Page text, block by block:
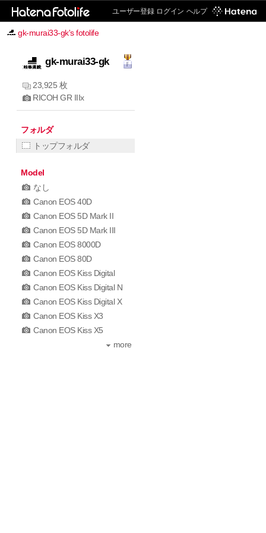
ユーザー登録 ログイン ヘルプ
gk-murai33-gk's fotolife
gk-murai33-gk
23,925 枚
RICOH GR IIIx
フォルダ
トップフォルダ
Model
なし
Canon EOS 40D
Canon EOS 5D Mark II
Canon EOS 5D Mark III
Canon EOS 8000D
Canon EOS 80D
Canon EOS Kiss Digital
Canon EOS Kiss Digital N
Canon EOS Kiss Digital X
Canon EOS Kiss X3
Canon EOS Kiss X5
more